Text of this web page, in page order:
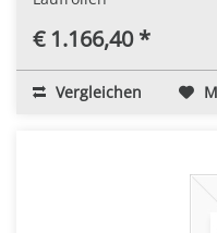
€ 1.166,40 *
Vergleichen